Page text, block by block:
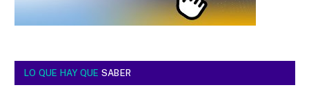
LO QUE HAY QUE SABER